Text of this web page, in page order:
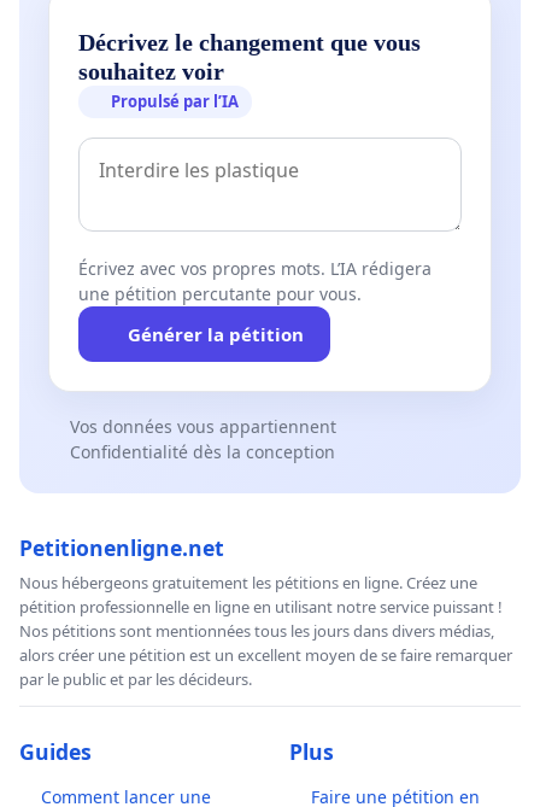
Décrivez le changement que vous
souhaitez voir
Propulsé par l’IA
Écrivez avec vos propres mots. L’IA rédigera
une pétition percutante pour vous.
Générer la pétition
Vos données vous appartiennent
Confidentialité dès la conception
Petitionenligne.net
Nous hébergeons gratuitement les pétitions en ligne. Créez une
pétition professionnelle en ligne en utilisant notre service puissant !
Nos pétitions sont mentionnées tous les jours dans divers médias,
alors créer une pétition est un excellent moyen de se faire remarquer
par le public et par les décideurs.
Guides
Comment lancer une
Plus
Faire une pétition en